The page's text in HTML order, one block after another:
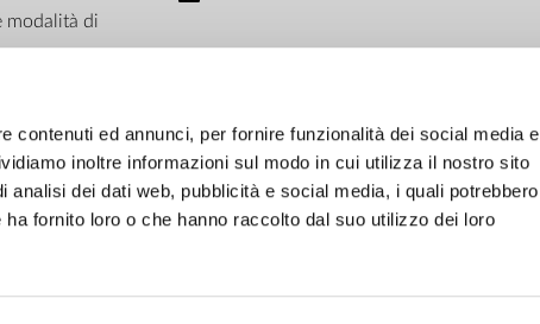
contenuti ed annunci, per fornire funzionalità dei social media e
inoltre informazioni sul modo in cui utilizza il nostro sito
analisi dei dati web, pubblicità e social media, i quali potrebbero
fornito loro o che hanno raccolto dal suo utilizzo dei loro
modalità di
online